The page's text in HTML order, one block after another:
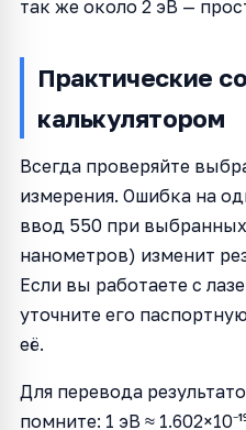
так же около 2 эВ —
Практические
калькулятором
Всегда проверяйте
измерения. Ошибка на
ввод 550 при
нанометров) изменит
Если вы работаете с
уточните его
её.
Для перевода
помните: 1 эВ ≈